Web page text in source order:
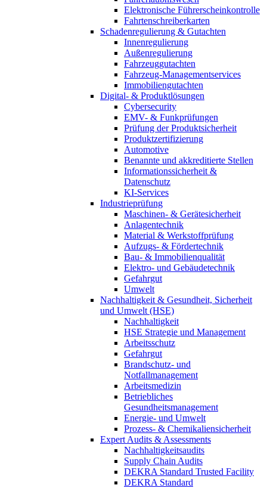
Elektronische Führerscheinkontrolle
Fahrtenschreiberkarten
Schadenregulierung & Gutachten
Innenregulierung
Außenregulierung
Fahrzeuggutachten
Fahrzeug-Managementservices
Immobiliengutachten
Digital- & Produktlösungen
Cybersecurity
EMV- & Funkprüfungen
Prüfung der Produktsicherheit
Produktzertifizierung
Automotive
Benannte und akkreditierte Stellen
Informationssicherheit &
Datenschutz
KI-Services
Industrieprüfung
Maschinen- & Gerätesicherheit
Anlagentechnik
Material & Werkstoffprüfung
Aufzugs- & Fördertechnik
Bau- & Immobilienqualität
Elektro- und Gebäudetechnik
Gefahrgut
Umwelt
Nachhaltigkeit & Gesundheit, Sicherheit
und Umwelt (HSE)
Nachhaltigkeit
HSE Strategie und Management
Arbeitsschutz
Gefahrgut
Brandschutz- und
Notfallmanagement
Arbeitsmedizin
Betriebliches
Gesundheitsmanagement
Energie- und Umwelt
Prozess- & Chemikaliensicherheit
Expert Audits & Assessments
Nachhaltigkeitsaudits
Supply Chain Audits
DEKRA Standard Trusted Facility
DEKRA Standard